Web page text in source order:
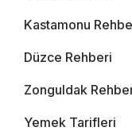
Kastamonu
Düzce Rehberi
Zonguldak
Yemek Tarifleri